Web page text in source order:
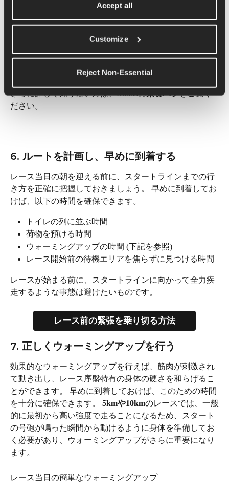
Accept all
Customize
Reject Non-Essential
ニング中にもっと継続して使う練習をする、といったこ
とを試してみてください。 ジェル、チュアブル、ナツメ
ものを選びましょう。
5kmや10kmのレースでは、通常、ジェルは必要ありませ
さらに詳しく知りたい方は、Runnaの栄養ハブをご覧く
ださい。
6. ルートを計画し、早めに到着する
レース当日の朝を迎える前に、スタートラインまでの行
き方を正確に把握しておきましょう。 早めに到着してお
けば、以下の時間を確保できます。
トイレの列に並ぶ時間
荷物を預ける時間
ウォーミングアップの時間 (下記を参照)
レース開始前の待機エリアを焦らずに見つける時間
レースが始まる前に、スタートラインに向かって全力疾
走するような事態は避けたいものです。
レース前の緊張を乗り切る方法
7. 正しくウォーミングアップを行う
効果的なウォーミングアップを行えば、筋肉が刺激され
て動き出し、レース序盤特有の身体の硬さを和らげるこ
とができます。 早めに到着しておけば、このための時間
を十分に確保できます。 5kmや10kmのレースでは、一般
的に最初から高い強度で走ることになるため、スタート
の号砲が鳴った瞬間から動けるように身体を準備してお
く必要があり、ウォーミングアップがさらに重要になり
ます。
レース当日の簡単なウォーミングアップ